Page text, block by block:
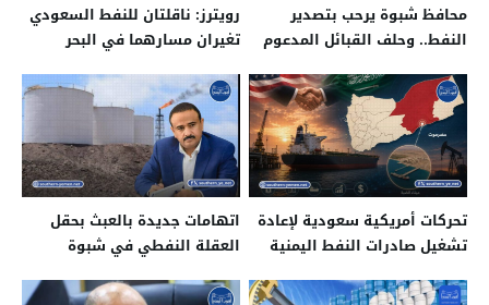
محافظ شبوة يرحب بتصدير
النفط.. وحلف القبائل المدعوم
رويترز: ناقلتان للنفط السعودي
تغيران مسارهما في البحر
تحركات أمريكية سعودية لإعادة
تشغيل صادرات النفط اليمنية
اتهامات جديدة بالعبث بحقل
العقلة النفطي في شبوة